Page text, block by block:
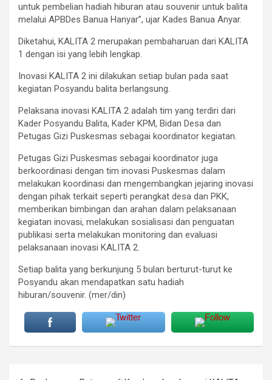
untuk pembelian hadiah hiburan atau souvenir untuk balita
melalui APBDes Banua Hanyar”, ujar Kades Banua Anyar.
Diketahui, KALITA 2 merupakan pembaharuan dari KALITA
1 dengan isi yang lebih lengkap.
Inovasi KALITA 2 ini dilakukan setiap bulan pada saat
kegiatan Posyandu balita berlangsung.
Pelaksana inovasi KALITA 2 adalah tim yang terdiri dari
Kader Posyandu Balita, Kader KPM, Bidan Desa dan
Petugas Gizi Puskesmas sebagai koordinator kegiatan.
Petugas Gizi Puskesmas sebagai koordinator juga
berkoordinasi dengan tim inovasi Puskesmas dalam
melakukan koordinasi dan mengembangkan jejaring inovasi
dengan pihak terkait seperti perangkat desa dan PKK,
memberikan bimbingan dan arahan dalam pelaksanaan
kegiatan inovasi, melakukan sosialisasi dan penguatan
publikasi serta melakukan monitoring dan evaluasi
pelaksanaan inovasi KALITA 2.
Setiap balita yang berkunjung 5 bulan berturut-turut ke
Posyandu akan mendapatkan satu hadiah
hiburan/souvenir. (mer/din)